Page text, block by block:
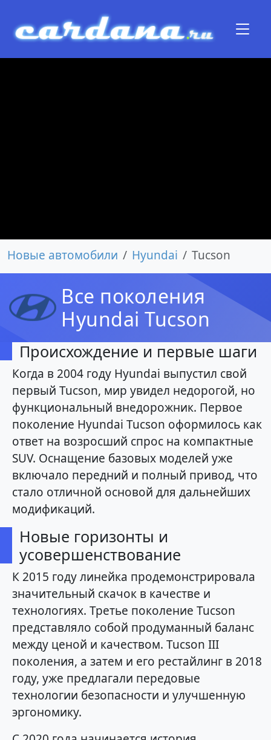
Новые автомобили Hyundai Tucson
Все поколения
Hyundai Tucson
Происхождение и первые шаги
Когда в 2004 году Hyundai выпустил свой
первый Tucson, мир увидел недорогой, но
функциональный внедорожник. Первое
поколение Hyundai Tucson оформилось как
ответ на возросший спрос на компактные
SUV. Оснащение базовых моделей уже
включало передний и полный привод, что
стало отличной основой для дальнейших
модификаций.
Новые горизонты и
усовершенствование
К 2015 году линейка продемонстрировала
значительный скачок в качестве и
технологиях. Третье поколение Tucson
представляло собой продуманный баланс
между ценой и качеством. Tucson III
поколения, а затем и его рестайлинг в 2018
году, уже предлагали передовые
технологии безопасности и улучшенную
эргономику.